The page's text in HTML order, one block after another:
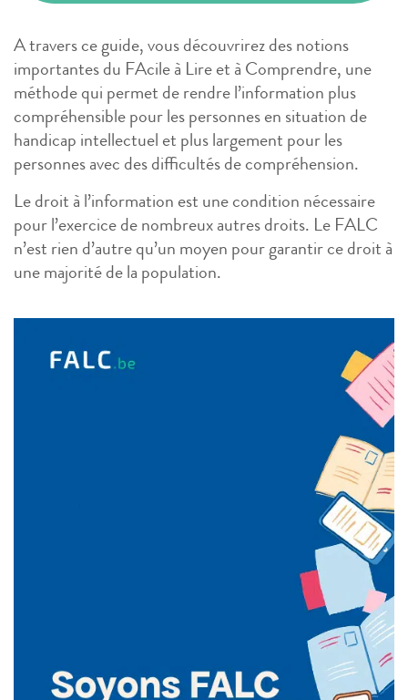
A travers ce guide, vous découvrirez des notions
importantes du FAcile à Lire et à Comprendre, une
méthode qui permet de rendre l’information plus
compréhensible pour les personnes en situation de
handicap intellectuel et plus largement pour les
personnes avec des difficultés de compréhension.
Le droit à l’information est une condition nécessaire
pour l’exercice de nombreux autres droits. Le FALC
n’est rien d’autre qu’un moyen pour garantir ce droit à
une majorité de la population.